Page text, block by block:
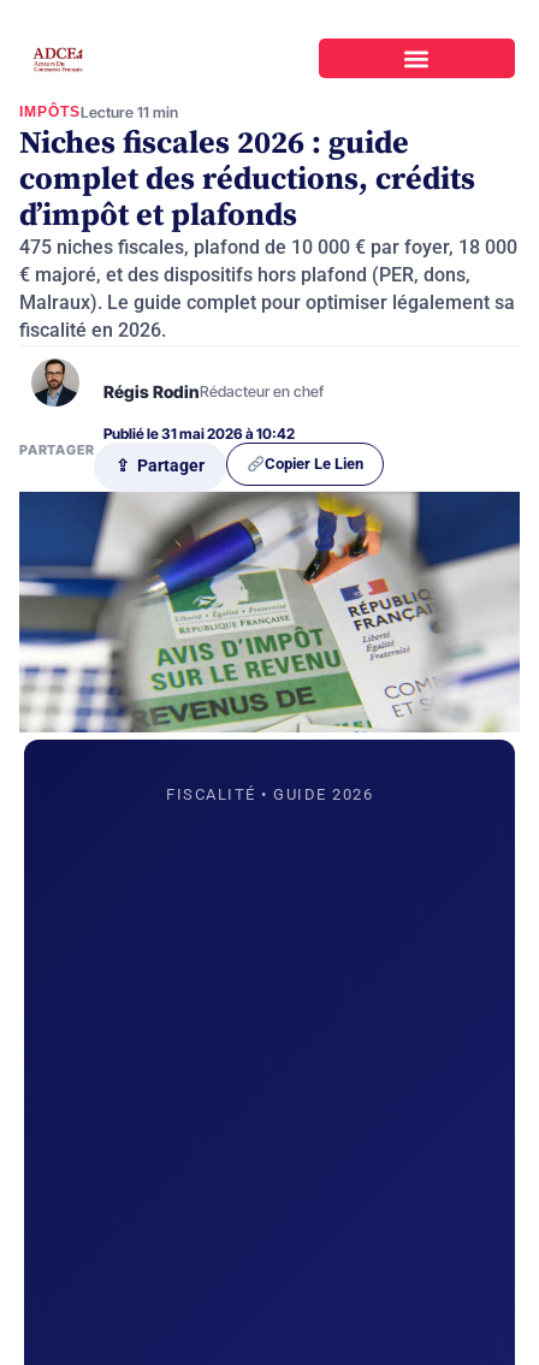
IMPÔTSLecture 11 min
Niches fiscales 2026 : guide
complet des réductions, crédits
d’impôt et plafonds
475 niches fiscales, plafond de 10 000 € par foyer, 18 000
€ majoré, et des dispositifs hors plafond (PER, dons,
Malraux). Le guide complet pour optimiser légalement sa
fiscalité en 2026.
Régis RodinRédacteur en chef
Publié le 31 mai 2026 à 10:42
PARTAGER
⇪ Partager Copier Le Lien
FISCALITÉ • GUIDE 2026